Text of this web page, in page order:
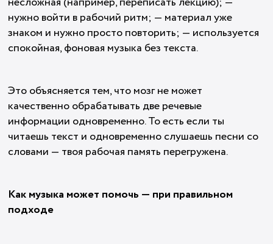
нужно войти в рабочий ритм; — материал уже
знаком и нужно просто повторить; — используется
спокойная, фоновая музыка без текста.
Это объясняется тем, что мозг не может
качественно обрабатывать две речевые
информации одновременно. То есть если ты
читаешь текст и одновременно слушаешь песни со
словами — твоя рабочая память перегружена.
Как музыка может помочь — при правильном
подходе